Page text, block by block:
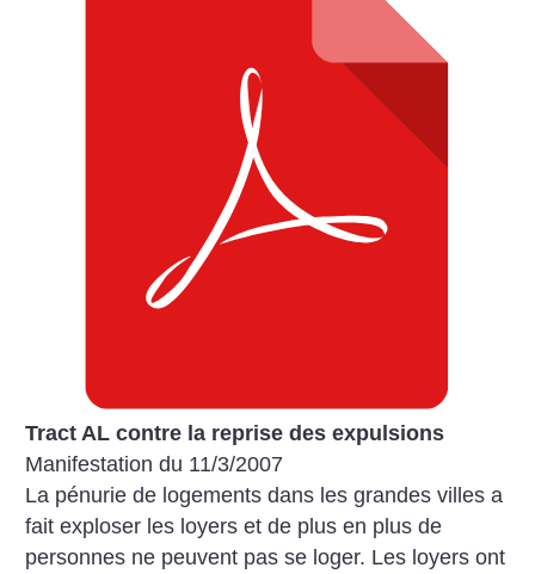
Tract AL contre la reprise des expulsions
Manifestation du 11/3/2007
La pénurie de logements dans les grandes villes a
fait exploser les loyers et de plus en plus de
personnes ne peuvent pas se loger. Les loyers ont